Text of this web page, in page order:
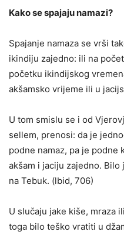
Kako se spajaju namazi?
Spajanje namaza se vrši
ikindiju zajedno: ili na
početku ikindijskog
akšamsko vrijeme ili u
U tom smislu se i od
sellem, prenosi: da je
podne namaz, pa je podne
akšam i jaciju zajedno.
na Tebuk. (lbid, 706)
U slučaju jake kiše, mraza
toga bilo teško vratiti u